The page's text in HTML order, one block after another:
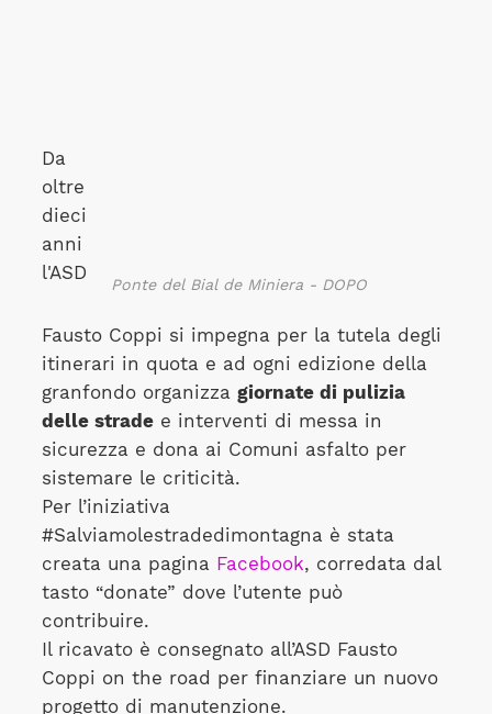
Ponte del Bial de Miniera - DOPO
Da
oltre
dieci
anni
l'ASD
Fausto Coppi si impegna per la tutela degli
itinerari in quota e ad ogni edizione della
granfondo organizza giornate di pulizia
delle stradee interventi di messa in
sicurezza e dona ai Comuni asfalto per
sistemare le criticità.
Per l’iniziativa
#Salviamolestradedimontagna è stata
creata una pagina Facebook, corredata dal
tasto “donate” dove l’utente può
contribuire.
Il ricavato è consegnato all’ASD Fausto
Coppi on the road per finanziare un nuovo
progetto di manutenzione.